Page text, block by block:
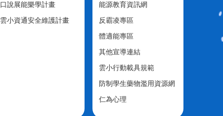
口說展能樂學計畫
雲小資通安全維護計畫
能源教育資訊網
反霸凌專區
體適能專區
其他宣導連結
雲小行動載具規範
防制學生藥物濫用資源網
仁為心理